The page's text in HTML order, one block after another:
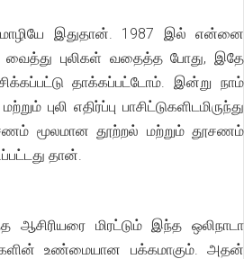
மொழியே இதுதான். 1987 இல் என்னை
வைத்து புலிகள் வதைத்த போது, இதே
தாக்கப்பட்டோம். இன்று நாம்
புலி எதிர்ப்பு பாசிட்டுகளிடமிருந்து
மூலமான தூற்றல் மற்றும் தூசணம்
தான்.
ஆசிரியரை மிரட்டும் இந்த ஒலிநாடா
உண்மையான பக்கமாகும். அதன்